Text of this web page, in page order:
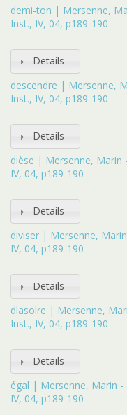
demi-ton | Mersenne,
Inst., IV, 04, p189-190
Details
descendre | Mersenne,
Inst., IV, 04, p189-190
Details
dièse | Mersenne, Marin
IV, 04, p189-190
Details
diviser | Mersenne,
IV, 04, p189-190
Details
dlasolre | Mersenne,
Inst., IV, 04, p189-190
Details
égal | Mersenne, Marin -
IV, 04, p189-190